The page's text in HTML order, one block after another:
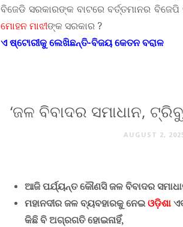
ବିଜେଡି ସରକାରଙ୍କ ବାଟରେ ବର୍ତ୍ତମାନର ବିଜେପି
ମୋହନ ମାଝୀଙ୍କ ସରକାର ?
ଏ ଷ୍ଟୋରୀକୁ ଲେଖିଛନ୍ତି-ବିଜୟ କେତନ ବରାଳ
‘ଜଳ ବିବାଦର ସମାଧାନ,
AUGUST 2,
ଆଜି ପର୍ଯ୍ୟନ୍ତ କୌଣସି ଜଳ ବିବାଦର
ମହାନଦୀର ଜଳ ବ୍ୟବହାରକୁ ନେଇଓଡ଼ିଶା
କିଛି ବି ଅଗ୍ରଗତି ହୋଇନାହିଁ,